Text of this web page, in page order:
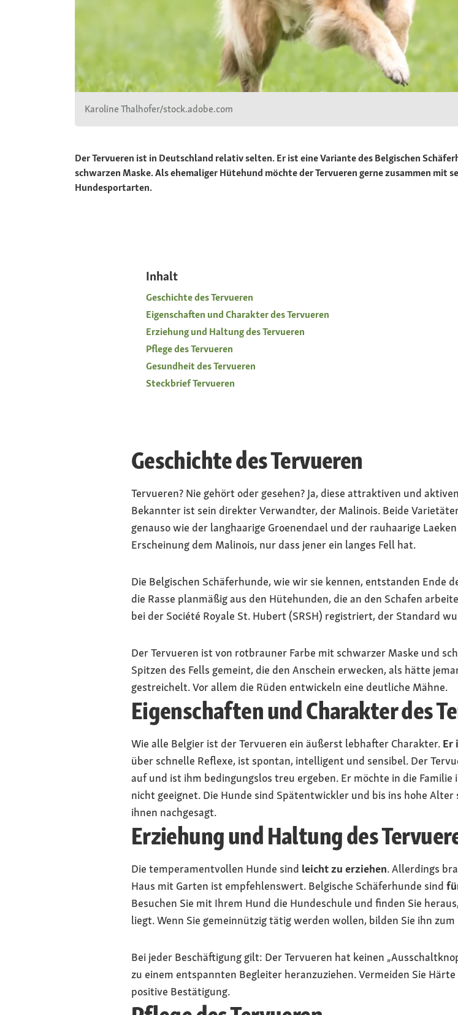
Karoline Thalhofer/stock.adobe.com
Der Tervueren ist in Deutschland relativ selten. Er ist eine Variante des Belgischen
schwarzen Maske. Als ehemaliger Hütehund möchte der Tervueren gerne zusammen mit
Hundesportarten.
Inhalt
Geschichte des Tervueren
Eigenschaften und Charakter des Tervueren
Erziehung und Haltung des Tervueren
Pflege des Tervueren
Gesundheit des Tervueren
Steckbrief Tervueren
Geschichte des Tervueren
Tervueren? Nie gehört oder gesehen? Ja, diese attraktiven und
Bekannter ist sein direkter Verwandter, der Malinois. Beide
genauso wie der langhaarige Groenendael und der rauhaarige
Erscheinung dem Malinois, nur dass jener ein langes Fell hat.
Die Belgischen Schäferhunde, wie wir sie kennen, entstanden Ende
die Rasse planmäßig aus den Hütehunden, die an den Schafen
bei der Société Royale St. Hubert (SRSH) registriert, der Standard
Der Tervueren ist von rotbrauner Farbe mit schwarzer Maske und
Spitzen des Fells gemeint, die den Anschein erwecken, als hätte
gestreichelt. Vor allem die Rüden entwickeln eine deutliche Mähne.
Eigenschaften und Charakter des
Wie alle Belgier ist der Tervueren ein äußerst lebhafter Charakter. Er
über schnelle Reflexe, ist spontan, intelligent und sensibel. Der
auf und ist ihm bedingungslos treu ergeben. Er möchte in die
nicht geeignet. Die Hunde sind Spätentwickler und bis ins hohe
ihnen nachgesagt.
Erziehung und Haltung des
Die temperamentvollen Hunde sind leicht zu erziehen. Allerdings
Haus mit Garten ist empfehlenswert. Belgische Schäferhunde sind
Besuchen Sie mit Ihrem Hund die Hundeschule und finden Sie
liegt. Wenn Sie gemeinnützig tätig werden wollen, bilden Sie ihn
Bei jeder Beschäftigung gilt: Der Tervueren hat keinen
zu einem entspannten Begleiter heranzuziehen. Vermeiden Sie
positive Bestätigung.